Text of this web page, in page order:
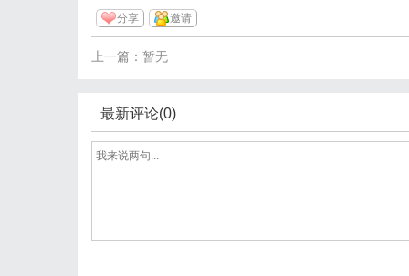
分享 邀请
上一篇：暂无
最新评论(0)